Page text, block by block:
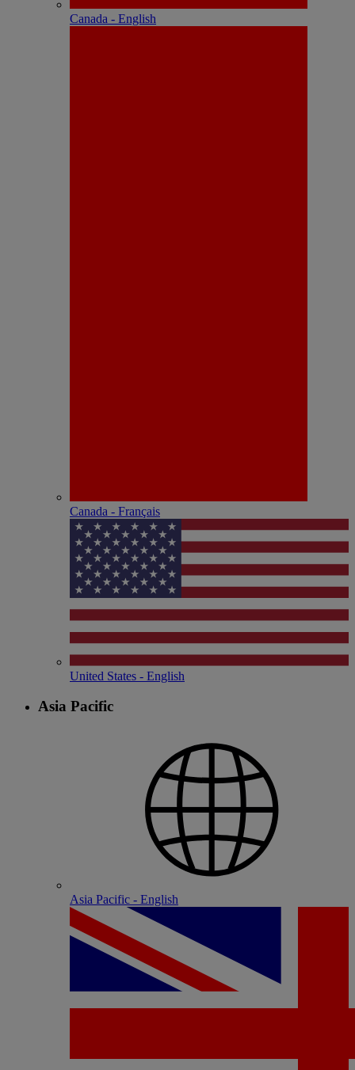
Canada - English
Canada - Français
United States - English
Asia Pacific
Asia Pacific - English